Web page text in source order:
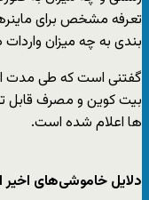
تعرفه مشخص برای
بندی به چه میزان واردات
گفتنی است که طی مدت
بیت کوین و مصرف قابل
ها اعلام شده است.
دلایل خاموشی‌های اخیر